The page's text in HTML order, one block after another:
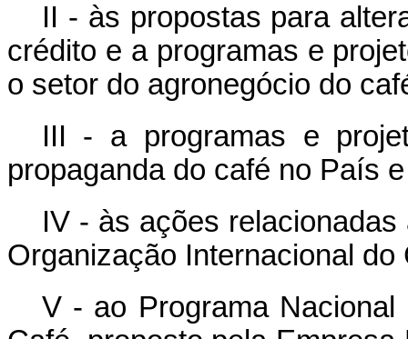
II - às propostas para
crédito e a programas e
o setor do agronegócio do
III - a programas e
propaganda do café no País
IV - às ações
Organização Internacional do
V - ao Programa